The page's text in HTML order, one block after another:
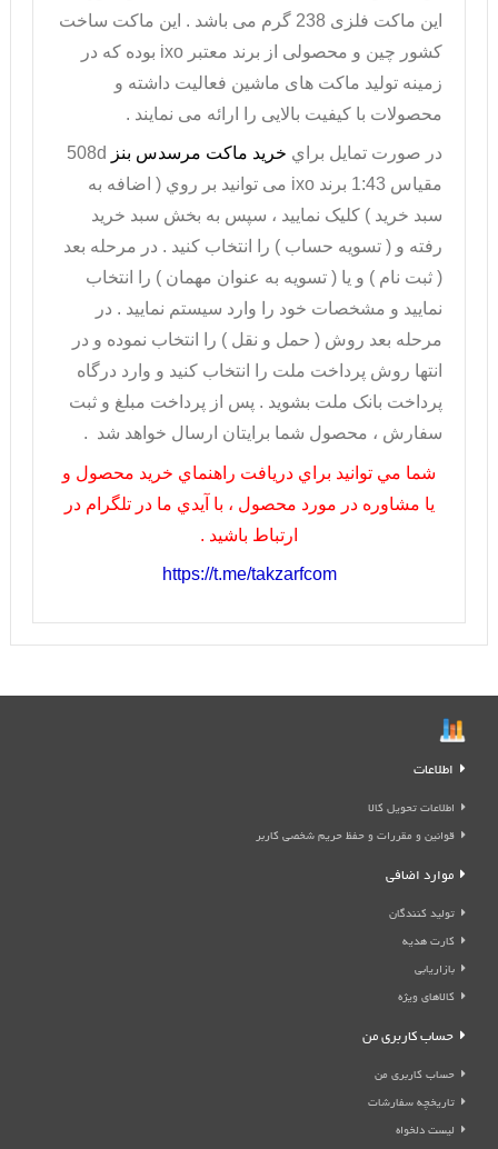
این ماکت فلزی
238 گرم می باشد . این ماکت ساخت
کشور چین و محصولی از برند معتبر ixo بوده که در
زمینه تولید ماکت های ماشین فعالیت داشته و
محصولات با کیفیت بالایی را ارائه می نمایند .
در صورت تمايل براي خريد ماکت مرسدس بنز 508d
مقیاس 1:43 برند
ixo می توانيد بر روي ( اضافه به
سبد خريد ) کليک نماييد ، سپس به بخش سبد خريد
رفته و ( تسويه حساب ) را انتخاب کنيد . در مرحله بعد
( ثبت نام ) و يا ( تسويه به عنوان مهمان ) را انتخاب
نماييد و مشخصات خود را وارد سيستم نماييد . در
مرحله بعد روش ( حمل و نقل ) را انتخاب نموده و در
انتها روش پرداخت ملت را انتخاب کنيد و وارد درگاه
پرداخت بانک ملت بشويد . پس از پرداخت مبلغ و ثبت
سفارش ، محصول شما برايتان ارسال خواهد شد .
شما مي توانيد براي دريافت راهنماي خريد محصول و
يا مشاوره در مورد محصول ، با آيدي ما در تلگرام در
ارتباط باشيد .
https://t.me/takzarfcom
اطلاعات
اطلاعات تحویل کالا
قوانین و مقررات و حفظ حریم شخصی کاربر
موارد اضافی
تولید کنندگان
کارت هدیه
بازاریابی
کالاهای ویژه
حساب کاربری من
حساب کاربری من
تاریخچه سفارشات
لیست دلخواه